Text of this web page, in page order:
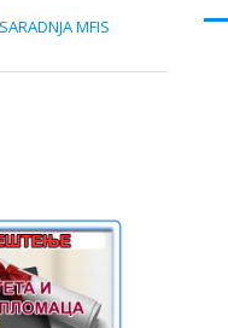
SARADNJA MFIS